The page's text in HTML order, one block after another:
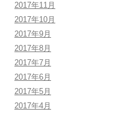
2017年11月
2017年10月
2017年9月
2017年8月
2017年7月
2017年6月
2017年5月
2017年4月